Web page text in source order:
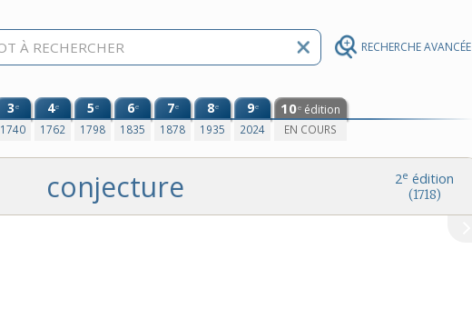
RECHERCHE AVANCÉE
3e
1740
4e
1762
5e
1798
6e
1835
7e
1878
8e
1935
9e
2024
10e édition
EN COURS
2e édition
(1718)
conjecture